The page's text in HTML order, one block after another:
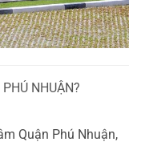
NHUẬN?
Quận Phú Nhuận,